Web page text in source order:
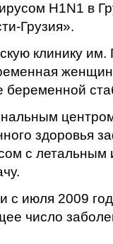
H1N1 в
Грузия».
клинику
беременной
здоровья
с летальным
с июля 2009
число